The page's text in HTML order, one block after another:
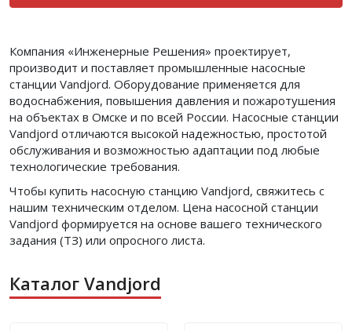
Компания «Инженерные Решения» проектирует,
производит и поставляет промышленные насосные
станции Vandjord. Оборудование применяется для
водоснабжения, повышения давления и пожаротушения
на объектах в Омске и по всей России. Насосные станции
Vandjord отличаются высокой надежностью, простотой
обслуживания и возможностью адаптации под любые
технологические требования.
Чтобы купить насосную станцию Vandjord, свяжитесь с
нашим техническим отделом. Цена насосной станции
Vandjord формируется на основе вашего технического
задания (ТЗ) или опросного листа.
Каталог Vandjord